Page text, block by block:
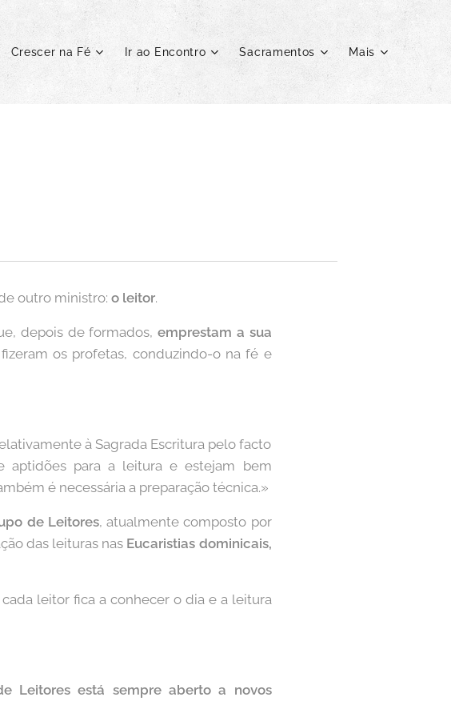
Crescer na Fé Ir ao Encontro Sacramentos Mais
outro ministro: o leitor.
depois de formados, emprestam a sua
os profetas, conduzindo-o na fé e
à Sagrada Escritura pelo facto
aptidões para a leitura e estejam bem
é necessária a preparação técnica.»
de Leitores, atualmente composto por
das leituras nas Eucaristias dominicais,
leitor fica a conhecer o dia e a leitura
Leitores está sempre aberto a novos